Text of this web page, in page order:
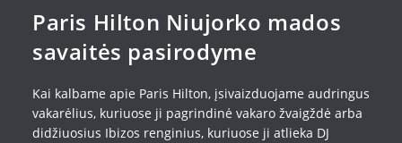
Paris Hilton Niujorko mados
savaitės pasirodyme
Kai kalbame apie Paris Hilton, įsivaizduojame audringus
vakarėlius, kuriuose ji pagrindinė vakaro žvaigždė arba
didžiuosius Ibizos renginius, kuriuose ji atlieka DJ